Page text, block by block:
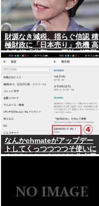
財源なき減税、揺らぐ信認 積
極財政に「日本売り」危機 高
市政権「悲願」に固執〔深層
探訪〕
なんかchmateがアップデー
トしてくっつつつつそ使いに
くくなったんだけど？作者馬